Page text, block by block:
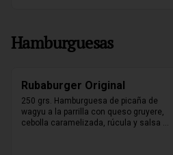
Hamburguesas
Rubaburger Original
250 grs. Hamburguesa de picaña de
wagyu a la parrilla con queso gruyere,
cebolla caramelizada, rúcula y salsa